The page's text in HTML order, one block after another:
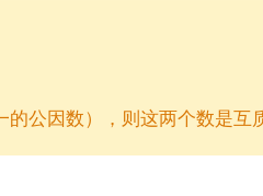
公因数），则这两个数是互